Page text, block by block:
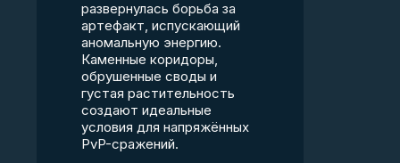
развернулась борьба за
артефакт, испускающий
аномальную энергию.
Каменные коридоры,
обрушенные своды и
густая растительность
создают идеальные
условия для напряжённых
PvP-сражений.